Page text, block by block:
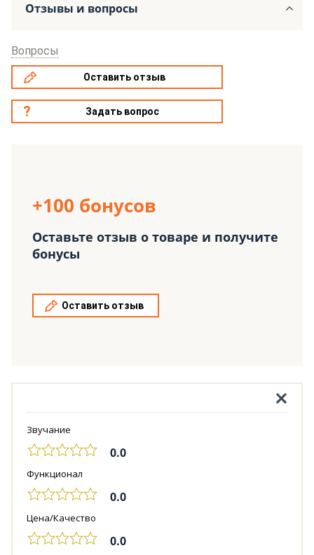
Отзывы и вопросы
Вопросы
Оставить отзыв
Задать вопрос
+100 бонусов
Оставьте отзыв о товаре и получите
бонусы
Оставить отзыв
Звучание
0.0
Функционал
0.0
Цена/Качество
0.0